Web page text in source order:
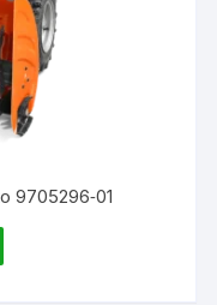
9705296‑01